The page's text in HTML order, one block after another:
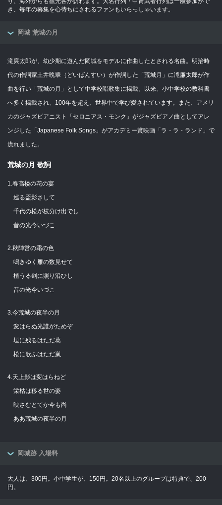
き、毎年の募集を心待ちにされるファンもいらっしゃいます。
岡城 荒城の月
滝廉太郎が、幼少期に遊んだ岡城をモデルに作曲したとされる名曲。明治時
代の作詞家土井晩翠（どいばんすい）が作詞した「荒城月」に滝廉太郎が作
曲を行い「荒城の月」として中学校唱歌集に掲載。以来、小中学校の教科書
へ多く掲載され、100年を超え、世界中で学び愛されています。また、アメリ
カのジャズピアニスト「セロニアス・モンク」がジャズピアノ曲としてアレ
ンジした「Japanese Folk Songs」がアカデミー賞映画「ラ・ラ・ランド」で
流れました。
荒城の月 歌詞
1.春高楼の花の宴
巡る盃影さして
千代の松が枝分け出でし
昔の光今いづこ
2.秋陣営の霜の色
鳴きゆく雁の数見せて
植うる剣に照り沿ひし
昔の光今いづこ
3.今荒城の夜半の月
変はらぬ光誰がためぞ
垣に残るはただ葛
松に歌ふはただ嵐
4.天上影は変はらねど
栄枯は移る世の姿
映さむとてか今も尚
ああ荒城の夜半の月
岡城跡 入場料
大人は、300円。小中学生が、150円。20名以上のグループは特典で、200
円。